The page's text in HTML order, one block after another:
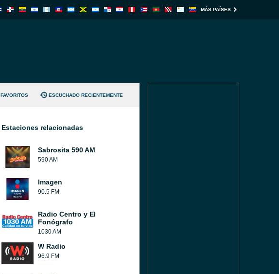
MÁS PAÍSES
FAVORITOS ESCUCHADO RECIENTEMENTE
Estaciones relacionadas
Sabrosita 590 AM
590 AM
Imagen
90.5 FM
Radio Centro y El
Fonógrafo
1030 AM
W Radio
96.9 FM